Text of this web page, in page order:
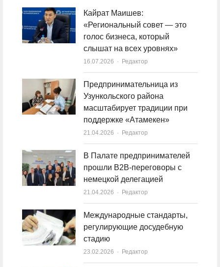
Кайрат Маишев:
«Региональный совет — это
голос бизнеса, который
слышат на всех уровнях»
16.07.2026 Author
Редактор
Предпринимательница из
Узункольского района
масштабирует традиции при
поддержке «Атамекен»
21.04.2026 Author
Редактор
В Палате предпринимателей
прошли B2B-переговоры с
немецкой делегацией
21.04.2026 Author
Редактор
Международные стандарты,
регулирующие досудебную
стадию
23.02.2026 Author
Редактор